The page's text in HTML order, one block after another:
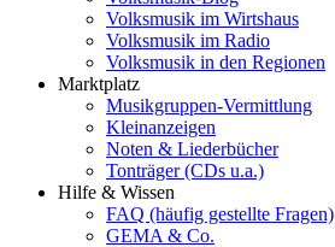
Volksmusik im Wirtshaus
Volksmusik im Radio
Volksmusik in den Regionen
Marktplatz
Musikgruppen-Vermittlung
Kleinanzeigen
Noten & Liederbücher
Tonträger (CDs u.a.)
Hilfe & Wissen
FAQ (häufig gestellte Fragen)
GEMA & Co.